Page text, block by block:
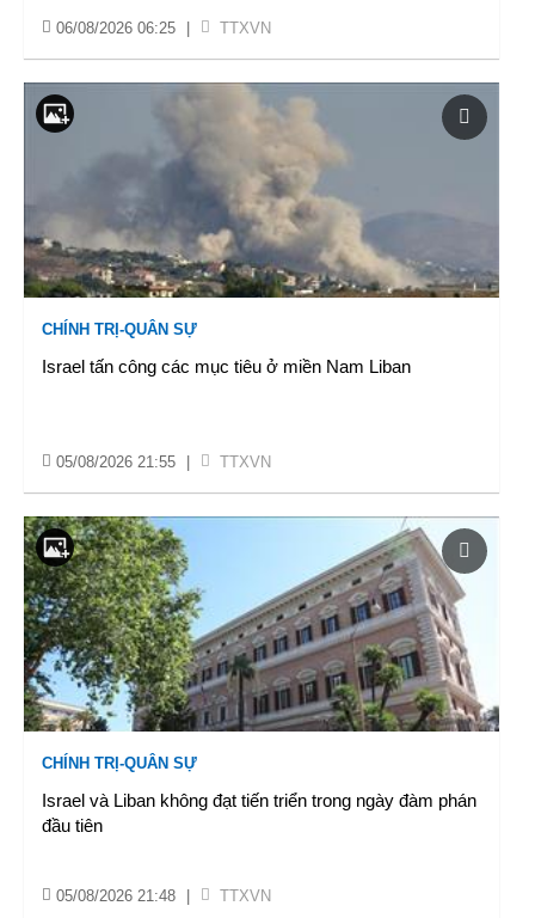
06/08/2026 06:25 TTXVN
CHÍNH TRỊ-QUÂN SỰ
Israel tấn công các mục tiêu ở miền Nam Liban
05/08/2026 21:55 TTXVN
CHÍNH TRỊ-QUÂN SỰ
Israel và Liban không đạt tiến triển trong ngày đàm phán
đầu tiên
05/08/2026 21:48 TTXVN